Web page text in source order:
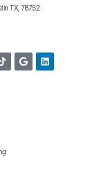
TX, 78752
T
i
G
o
L
i